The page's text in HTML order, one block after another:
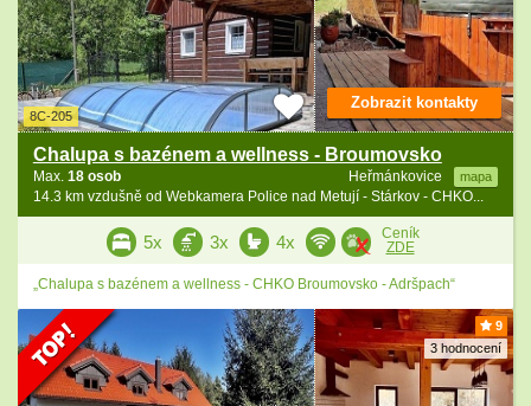
8C-205
Chalupa s bazénem a wellness - Broumovsko
Heřmánkovice mapa
Max. 18 osob
14.3 km vzdušně od Webkamera Police nad Metují - Stárkov - CHKO...
Zobrazit kontakty
5x 3x 4x
Ceník
ZDE
„Chalupa s bazénem a wellness - CHKO Broumovsko - Adršpach“
9
3 hodnocení